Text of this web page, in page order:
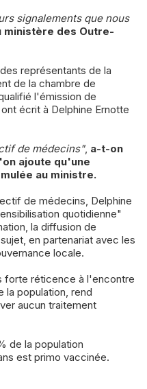
signalements que nous
ministère des Outre-
représentants de la
de la chambre de
l'émission de
écrit à Delphine Ernotte
de médecins", a-t-on
ajoute qu'une
au ministre.
de médecins, Delphine
quotidienne"
la diffusion de
en partenariat avec les
locale.
forte réticence à l'encontre
la population, rend
aucun traitement
de la population
est primo vaccinée.